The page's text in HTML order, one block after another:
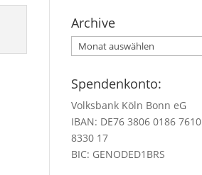
Archive
Archive
Spendenkonto:
Volksbank Köln Bonn eG
IBAN: DE76 3806 0186 7610
8330 17
BIC: GENODED1BRS